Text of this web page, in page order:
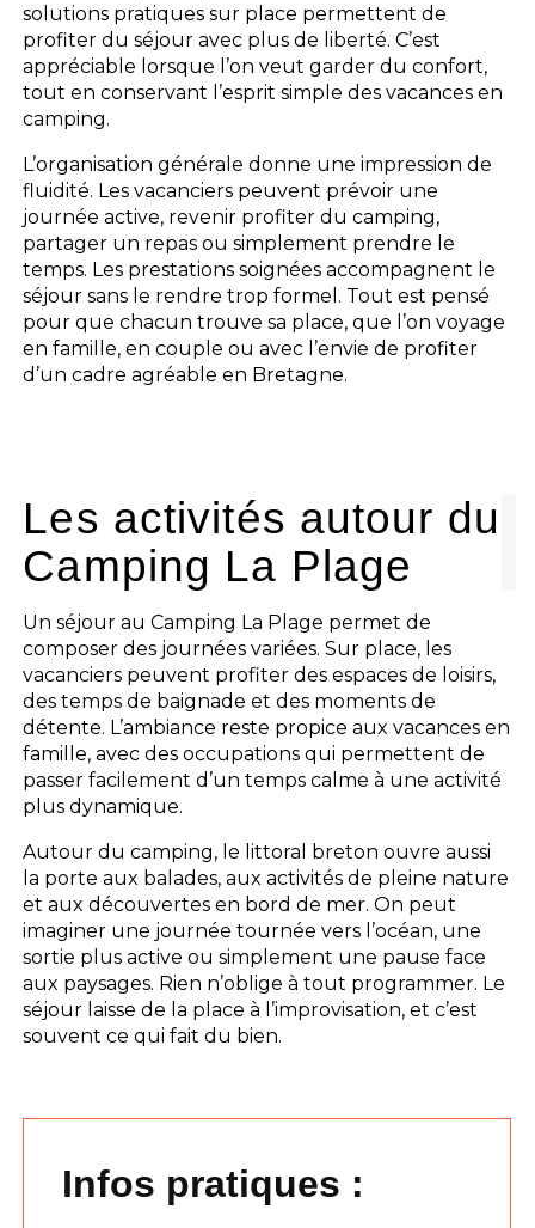
solutions pratiques sur place permettent de
profiter du séjour avec plus de liberté. C’est
appréciable lorsque l’on veut garder du confort,
tout en conservant l’esprit simple des vacances en
camping.
L’organisation générale donne une impression de
fluidité. Les vacanciers peuvent prévoir une
journée active, revenir profiter du camping,
partager un repas ou simplement prendre le
temps. Les prestations soignées accompagnent le
séjour sans le rendre trop formel. Tout est pensé
pour que chacun trouve sa place, que l’on voyage
en famille, en couple ou avec l’envie de profiter
d’un cadre agréable en Bretagne.
Les activités autour du
Camping La Plage
Un séjour au Camping La Plage permet de
composer des journées variées. Sur place, les
vacanciers peuvent profiter des espaces de loisirs,
des temps de baignade et des moments de
détente. L’ambiance reste propice aux vacances en
famille, avec des occupations qui permettent de
passer facilement d’un temps calme à une activité
plus dynamique.
Autour du camping, le littoral breton ouvre aussi
la porte aux balades, aux activités de pleine nature
et aux découvertes en bord de mer. On peut
imaginer une journée tournée vers l’océan, une
sortie plus active ou simplement une pause face
aux paysages. Rien n’oblige à tout programmer. Le
séjour laisse de la place à l’improvisation, et c’est
souvent ce qui fait du bien.
Infos pratiques :